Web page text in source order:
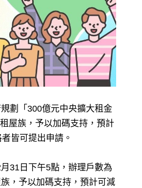
劃「300億元中央擴大租金
屋族，予以加碼支持，預計
皆可提出申請。
31日下午5點，辦理戶數為
，予以加碼支持，預計可減